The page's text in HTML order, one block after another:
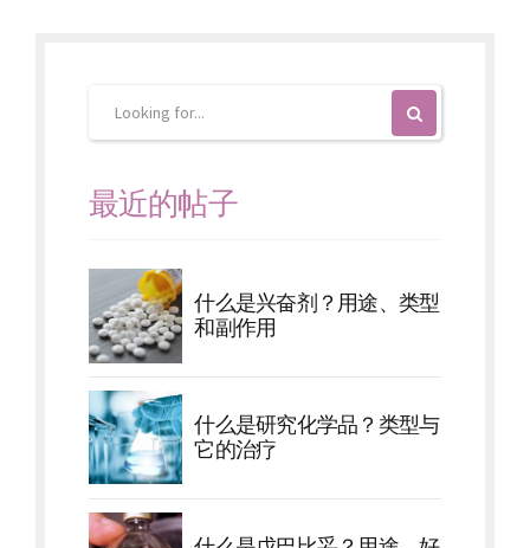
最近的帖子
什么是兴奋剂？用途、类型
和副作用
什么是研究化学品？类型与
它的治疗